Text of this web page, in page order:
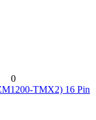
0
TMX2) 16 Pin